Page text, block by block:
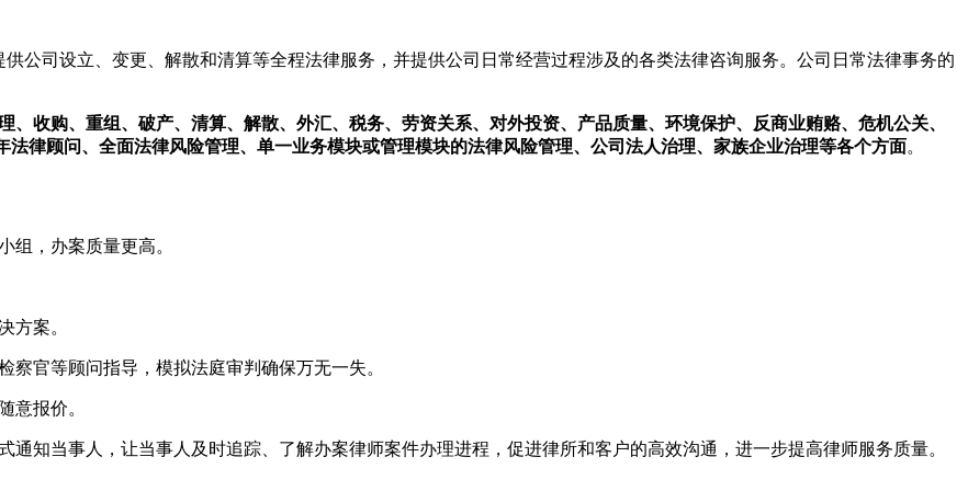
公司设立、变更、解散和清算等全程法律服务，并提供公司日常经营过程涉及的各类法律咨询服务。公司日常法律事务的
收购、重组、破产、清算、解散、外汇、税务、劳资关系、对外投资、产品质量、环境保护、反商业贿赂、危机公关、
律顾问、全面法律风险管理、单一业务模块或管理模块的法律风险管理、公司法人治理、家族企业治理等各个方面。
组，办案质量更高。
方案。
官等顾问指导，模拟法庭审判确保万无一失。
意报价。
当事人，让当事人及时追踪、了解办案律师案件办理进程，促进律所和客户的高效沟通，进一步提高律师服务质量。